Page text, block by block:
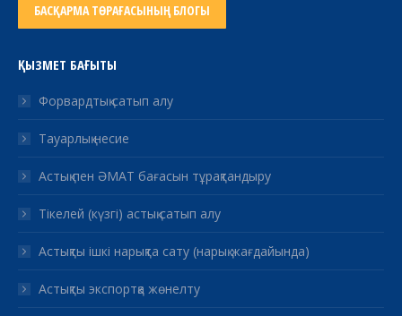
БАСҚАРМА ТӨРАҒАСЫНЫҢ БЛОГЫ
ҚЫЗМЕТ БАҒЫТЫ
Форвардтық сатып алу
Тауарлық несие
Астық пен ӘМАТ бағасын тұрақтандыру
Тікелей (күзгі) астық сатып алу
Астықты ішкі нарықта сату (нарық жағдайында)
Астықты экспортқа жөнелту